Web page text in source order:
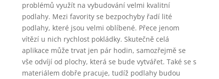
problémů využít na vybudování velmi kvalitní
podlahy. Mezi favority se bezpochyby řadí lité
podlahy, které jsou velmi oblíbené. Přece jenom
vítězí u nich rychlost pokládky. Skutečně celá
aplikace může trvat jen pár hodin, samozřejmě se
vše odvíjí od plochy, která se bude vytvářet. Také se s
materiálem dobře pracuje, tudíž podlahy budou